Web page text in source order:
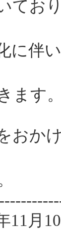
てお
に伴
ます
おか
月